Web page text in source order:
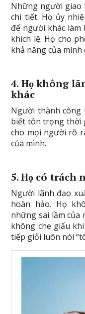
Những người giao
chi tiết. Họ ủy
để người khác làm
khích lệ. Họ cho
khả năng của
4. Họ không
khác
Người thành công
biết tôn trọng thời
cho mọi người rõ
của mình.
5. Họ có trách
Người lãnh đạo
hoàn hảo. Họ
những sai lầm của
không che giấu
tiếp giỏi luôn nói